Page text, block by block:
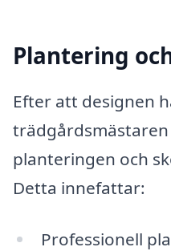
Plantering
Efter att designen
trädgårdsmästaren
planteringen och
Detta innefattar:
Professionell